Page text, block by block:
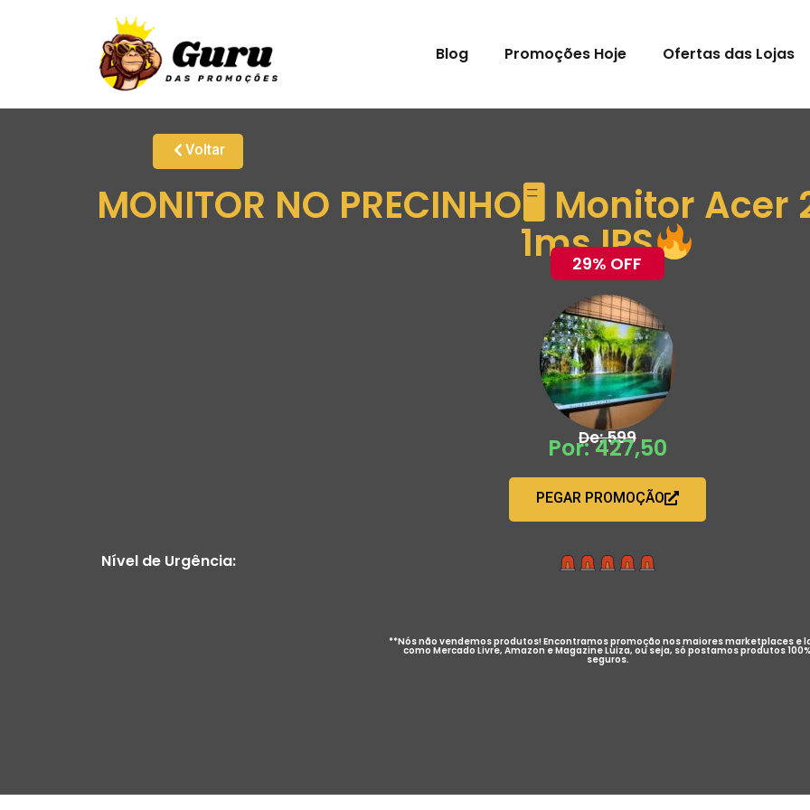
Blog Promoções Hoje Ofertas das Lojas
Voltar
MONITOR NO PRECINHO🖥 Monitor Acer
1ms IPS
29% OFF
De: 599
Por: 427,50
PEGAR PROMOÇÃO
Nível de Urgência:
**Nós não vendemos produtos! Encontramos promoção nos maiores marketplaces e
como Mercado Livre, Amazon e Magazine Luiza, ou seja, só postamos produtos 100%
seguros.